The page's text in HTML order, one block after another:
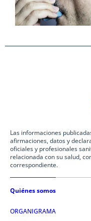
Las informaciones
afirmaciones, datos y
oficiales y profesionales
relacionada con su salud,
correspondiente.
Quiénes somos
ORGANIGRAMA